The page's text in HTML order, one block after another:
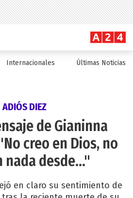
Internacionales Últimas Noticias
ADIÓS DIEZ
de Gianinna
creo en Dios, no
nada desde..."
en claro su sentimiento de